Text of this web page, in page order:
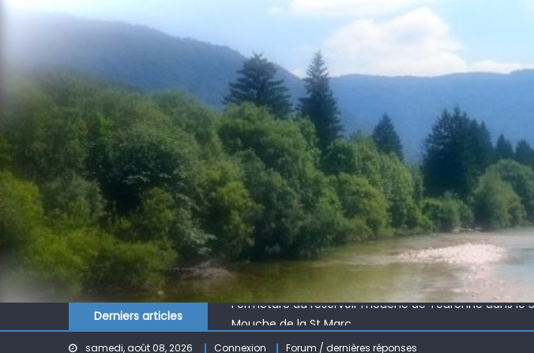
Derniers articles
ÉCLOSION ®, 6 ans déjà !
Fermeture du réservoir mouche de Tourenne dans le 33
Mouche de la St Marc
Le réservoir de BANSON ( 63 )
samedi, août 08, 2026 Connexion Forum / dernières réponses